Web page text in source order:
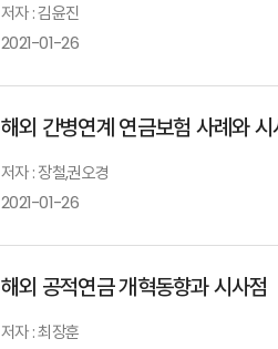
저자 : 김윤진
2021-01-26
해외 간병연계 연금보험 사례와 시
저자 : 장철,권오경
2021-01-26
해외 공적연금 개혁동향과 시사점
저자 : 최장훈